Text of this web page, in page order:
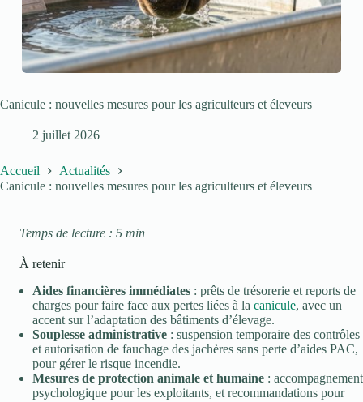
Canicule : nouvelles mesures pour les agriculteurs et éleveurs
2 juillet 2026
Accueil
Actualités
Canicule : nouvelles mesures pour les agriculteurs et éleveurs
Temps de lecture : 5 min
À retenir
Aides financières immédiates : prêts de trésorerie et reports de
charges pour faire face aux pertes liées à la canicule, avec un
accent sur l’adaptation des bâtiments d’élevage.
Souplesse administrative : suspension temporaire des contrôles
et autorisation de fauchage des jachères sans perte d’aides PAC,
pour gérer le risque incendie.
Mesures de protection animale et humaine : accompagnement
psychologique pour les exploitants, et recommandations pour